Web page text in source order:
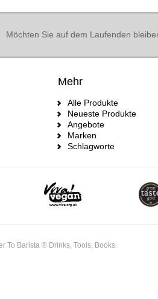
Möchten Sie auf dem Laufenden
Mehr
Alle Produkte
Neueste Produkte
Angebote
Marken
Schlagworte
To Barista ® Drinks, Tools, Books.